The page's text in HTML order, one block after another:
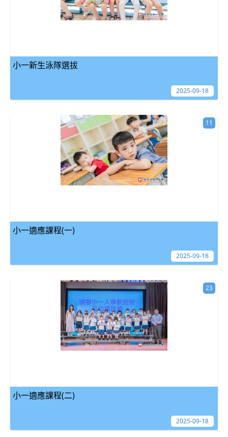
小一新生泳隊選拔
2025-09-18
小一適應課程(一)
11
2025-09-18
小一適應課程(二)
23
2025-09-18